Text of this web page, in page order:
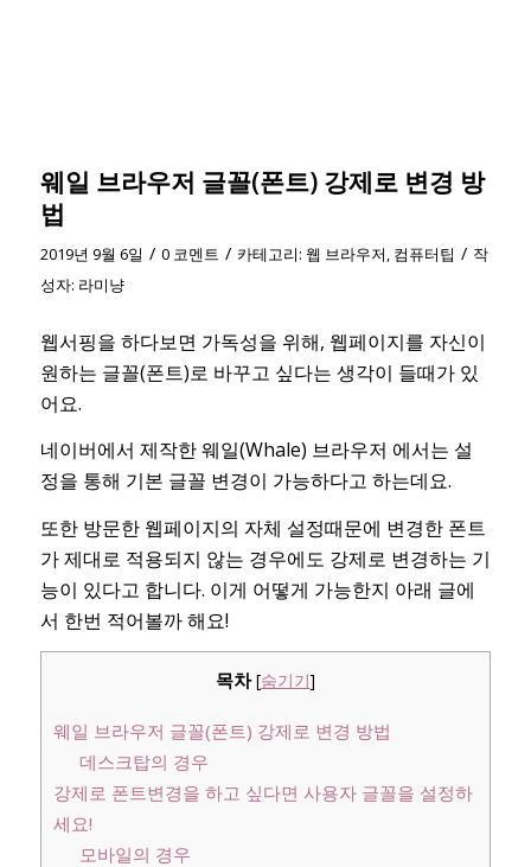
웨일 브라우저 글꼴(폰트) 강제로 변경 방
법
2019년 9월 6일 / 0 코멘트 / 카테고리: 웹 브라우저, 컴퓨터팁 / 작
성자: 라미냥
웹서핑을 하다보면 가독성을 위해, 웹페이지를 자신이
원하는 글꼴(폰트)로 바꾸고 싶다는 생각이 들때가 있
어요.
네이버에서 제작한 웨일(Whale) 브라우저 에서는 설
정을 통해 기본 글꼴 변경이 가능하다고 하는데요.
또한 방문한 웹페이지의 자체 설정때문에 변경한 폰트
가 제대로 적용되지 않는 경우에도 강제로 변경하는 기
능이 있다고 합니다. 이게 어떻게 가능한지 아래 글에
서 한번 적어볼까 해요!
목차 [숨기기]
웨일 브라우저 글꼴(폰트) 강제로 변경 방법
데스크탑의 경우
강제로 폰트변경을 하고 싶다면 사용자 글꼴을 설정하
세요!
모바일의 경우